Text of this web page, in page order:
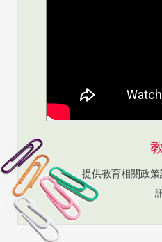
提供教育相關政